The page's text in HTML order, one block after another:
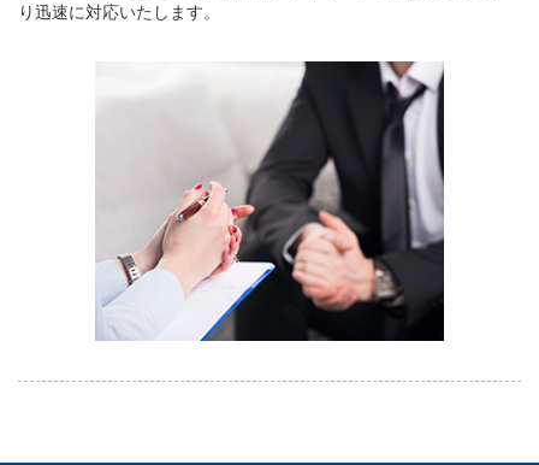
り迅速に対応いたします。